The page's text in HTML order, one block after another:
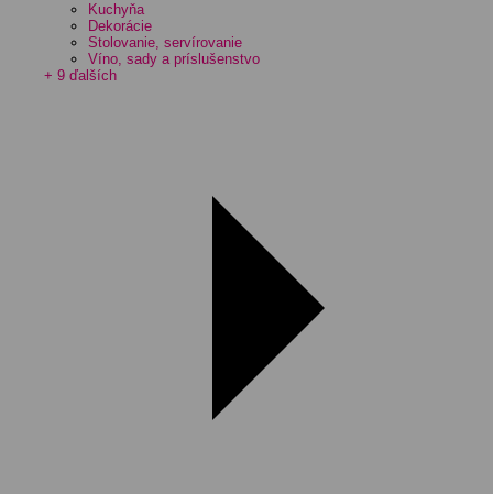
Kuchyňa
Dekorácie
Stolovanie, servírovanie
Víno, sady a príslušenstvo
+ 9 ďalších